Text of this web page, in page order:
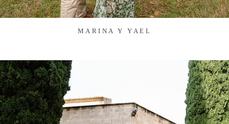
MARINA Y YAEL